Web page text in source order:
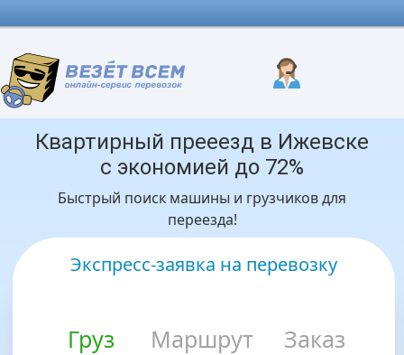
Квартирный прееезд в Ижевске
с экономией до 72%
Быстрый поиск машины и грузчиков для
переезда!
Экспресс-заявка на перевозку
Груз Маршрут Заказ